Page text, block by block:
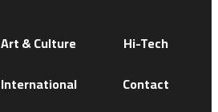
Art & Culture
International
Hi-Tech
Contact